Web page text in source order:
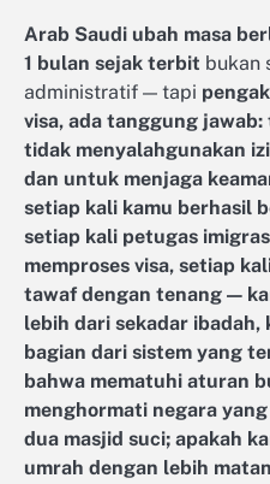
Arab Saudi ubah masa
1 bulan sejak terbit bukan
administratif — tapi
visa, ada tanggung
tidak menyalahgunakan
dan untuk menjaga
setiap kali kamu berhasil
setiap kali petugas
memproses visa, setiap
tawaf dengan tenang —
lebih dari sekadar ibadah,
bagian dari sistem yang
bahwa mematuhi aturan
menghormati negara
dua masjid suci; apakah
umrah dengan lebih